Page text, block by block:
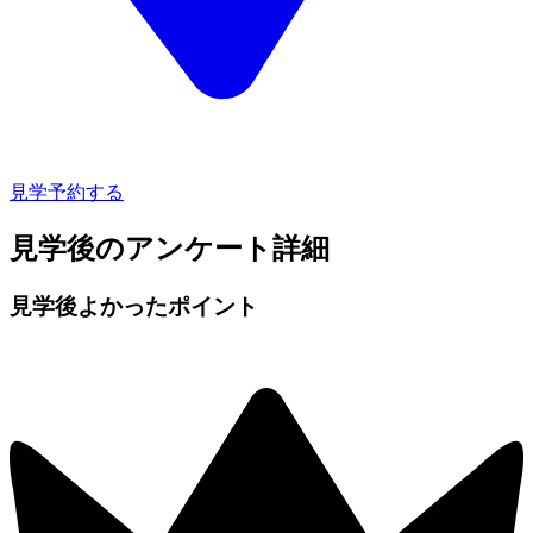
見学予約する
見学後のアンケート詳細
見学後よかったポイント